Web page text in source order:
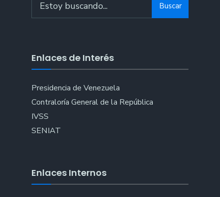
for:
Buscar
Enlaces de Interés
Presidencia de Venezuela
Contraloría General de la República
IVSS
SENIAT
Enlaces Internos